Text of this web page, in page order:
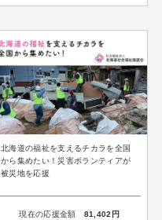
北海道の福祉を支えるチカラを全国
から集めたい！災害ボランティアが
被災地を応援
現在の応援金額 81,402 円